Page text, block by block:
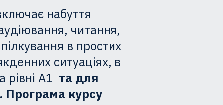
набуття
читання,
в простих
ситуаціях, в
рівні А1 та для
Програма курсу